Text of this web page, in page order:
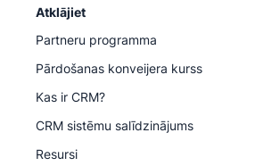
Atklājiet
Partneru programma
Pārdošanas konveijera kurss
Kas ir CRM?
CRM sistēmu salīdzinājums
Resursi